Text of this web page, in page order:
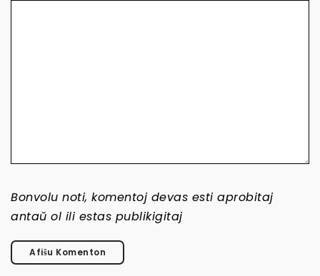
Bonvolu noti, komentoj devas esti aprobitaj
antaŭ ol ili estas publikigitaj